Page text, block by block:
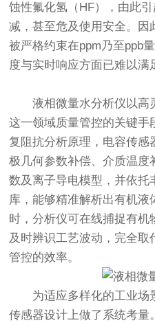
蚀性氟化氢（HF），由此
减，甚至危及使用安全。
被严格约束在ppm乃至ppb
度与实时响应方面已难以满
液相微量水分析仪 以高
这一领域质量管控的关键
复阻抗分析原理，电容传感
极几何参数补偿、介质温度
数及离子导电模型，并依
库，能够精准解析出有机
时，分析仪可在线捕捉有机
及时辨识工艺波动，完全取
管控的效率。
为适应多样化的工业场
传感器设计上做了系统考量